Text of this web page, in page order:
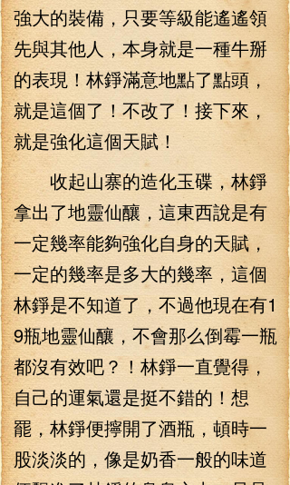
強大的裝備，只要等級能遙遙領
先與其他人，本身就是一種牛掰
的表現！林錚滿意地點了點頭，
就是這個了！不改了！接下來，
就是強化這個天賦！
收起山寨的造化玉碟，林錚
拿出了地靈仙釀，這東西說是有
一定幾率能夠強化自身的天賦，
一定的幾率是多大的幾率，這個
林錚是不知道了，不過他現在有1
9瓶地靈仙釀，不會那么倒霉一瓶
都沒有效吧？！林錚一直覺得，
自己的運氣還是挺不錯的！想
罷，林錚便擰開了酒瓶，頓時一
股淡淡的，像是奶香一般的味道